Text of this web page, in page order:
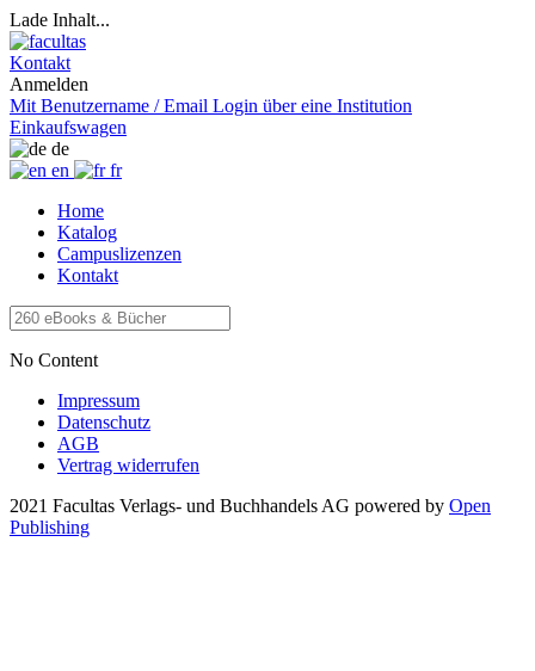
Lade Inhalt...
Kontakt
Anmelden
Mit Benutzername / Email Login über eine Institution
Einkaufswagen
de
en
fr
Home
Katalog
Campuslizenzen
Kontakt
No Content
Impressum
Datenschutz
AGB
Vertrag widerrufen
2021 Facultas Verlags- und Buchhandels AG powered by Open
Publishing